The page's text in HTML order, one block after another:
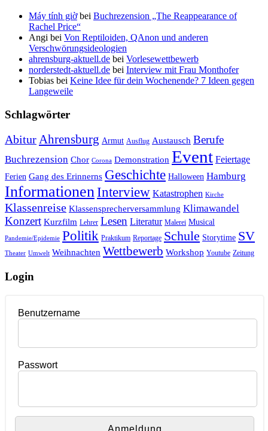
Máy tính giờbei Buchrezension „The Reappearance of
Rachel Price“
Angi bei Von Reptiloiden, QAnon und anderen
Verschwörungsideologien
ahrensburg-aktuell.de bei Vorlesewettbewerb
norderstedt-aktuell.de bei Interview mit Frau Monthofer
Tobias bei Keine Idee für dein Wochenende? 7 Ideen gegen
Langeweile
Schlagwörter
AbiturAhrensburg Armut Ausflug Austausch Berufe
Buchrezension Chor Corona Demonstration Event Feiertage
Ferien Gang des Erinnerns Geschichte Halloween Hamburg
InformationenInterview Katastrophen Kirche
Klassenreise Klassensprecherversammlung Klimawandel
Konzert Kurzfilm Lehrer Lesen Literatur Malerei Musical
Pandemie/Epidemie Politik Praktikum Reportage Schule Storytime SV
Theater Umwelt Weihnachten Wettbewerb Workshop Youtube Zeitung
Login
Benutzername
Passwort